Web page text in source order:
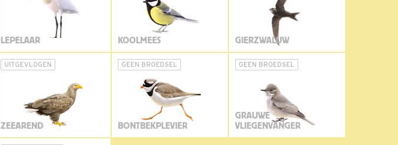
LEPELAAR KOOLMEES GIERZWALUW
UITGEVLOGEN
ZEEAREND
GEEN BROEDSEL
BONTBEKPLEVIER
GEEN BROEDSEL
GRAUWE
VLIEGENVANGER